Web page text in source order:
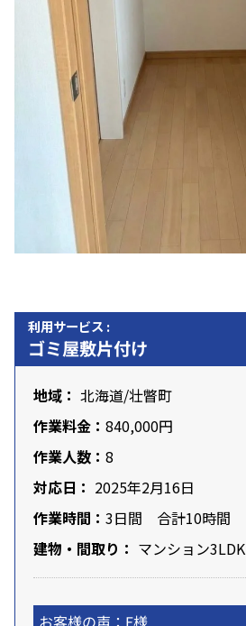
利用サービス :
ゴミ屋敷片付け
地域： 北海道/壮瞥町
作業料金： 840,000円
作業人数： 8
対応日： 2025年2月16日
作業時間： 3日間 合計10時間
建物・間取り： マンション3LDK
お客様の声：E様